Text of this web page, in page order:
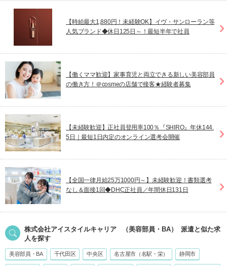
【時給最大1,880円！未経験OK】イヴ・サンローラン等
人気ブランド◆休日125日～！最短半年で社員
【働くママ歓迎】家事育児と両立できる新しい美容部員
の働き方！＠cosmeの店舗で接客★経験者募集
【未経験歓迎】正社員登用率100％『SHIRO』年休144.
5日｜最短1日内定のオンライン選考会開催
【全国一律月給25万1000円～】未経験歓迎！書類選考
なし＆面接1回◆DHC正社員／年間休日131日
株式会社アイスタイルキャリア （美容部員・BA） 派遣と似た求
人を探す
美容部員・BA 千代田区 中央区 名古屋市（名駅・栄） 静岡市